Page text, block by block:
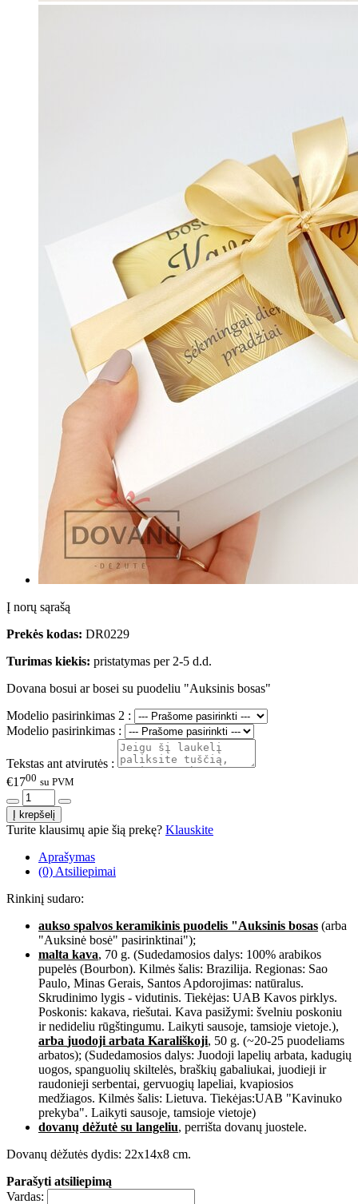
Į norų sąrašą
Prekės kodas: DR0229
Turimas kiekis: pristatymas per 2-5 d.d.
Dovana bosui ar bosei su puodeliu "Auksinis bosas"
Modelio pasirinkimas 2 :
Modelio pasirinkimas :
Tekstas ant atvirutės :
€1700 su PVM
Turite klausimų apie šią prekę? Klauskite
Aprašymas
(0) Atsiliepimai
Rinkinį sudaro:
aukso spalvos keramikinis puodelis "Auksinis bosas (arba
"Auksinė bosė" pasirinktinai");
malta kava, 70 g. (Sudedamosios dalys: 100% arabikos
pupelės (Bourbon). Kilmės šalis: Brazilija. Regionas: Sao
Paulo, Minas Gerais, Santos Apdorojimas: natūralus.
Skrudinimo lygis - vidutinis. Tiekėjas: UAB Kavos pirklys.
Poskonis: kakava, riešutai. Kava pasižymi: švelniu poskoniu
ir nedideliu rūgštingumu. Laikyti sausoje, tamsioje vietoje.),
arba juodoji arbata Karališkoji, 50 g. (~20-25 puodeliams
arbatos); (Sudedamosios dalys: Juodoji lapelių arbata, kadugių
uogos, spanguolių skiltelės, braškių gabaliukai, juodieji ir
raudonieji serbentai, gervuogių lapeliai, kvapiosios
medžiagos. Kilmės šalis: Lietuva. Tiekėjas:UAB "Kavinuko
prekyba". Laikyti sausoje, tamsioje vietoje)
dovanų dėžutė su langeliu, perrišta dovanų juostele.
Dovanų dėžutės dydis: 22x14x8 cm.
Parašyti atsiliepimą
Vardas: